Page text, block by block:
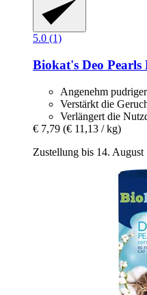
5.0 (1)
Biokat's Deo Pearls
Angenehm
Verstärkt die
Verlängert die
€ 7,79 (€ 11,13 / kg)
Zustellung bis 14. August